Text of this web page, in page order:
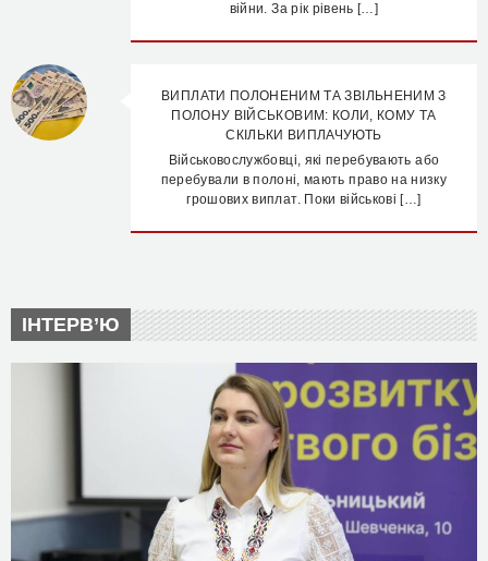
війни. За рік рівень […]
ВИПЛАТИ ПОЛОНЕНИМ ТА ЗВІЛЬНЕНИМ З
ПОЛОНУ ВІЙСЬКОВИМ: КОЛИ, КОМУ ТА
СКІЛЬКИ ВИПЛАЧУЮТЬ
Військовослужбовці, які перебувають або
перебували в полоні, мають право на низку
грошових виплат. Поки військові […]
ІНТЕРВ’Ю